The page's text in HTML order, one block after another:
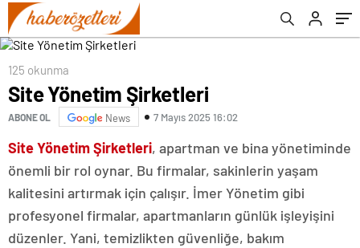
125 okunma
Site Yönetim Şirketleri
ABONE OL News 7 Mayıs 2025 16:02
Site Yönetim Şirketleri, apartman ve bina yönetiminde
önemli bir rol oynar. Bu firmalar, sakinlerin yaşam
kalitesini artırmak için çalışır. İmer Yönetim gibi
profesyonel firmalar, apartmanların günlük işleyişini
düzenler. Yani, temizlikten güvenliğe, bakım